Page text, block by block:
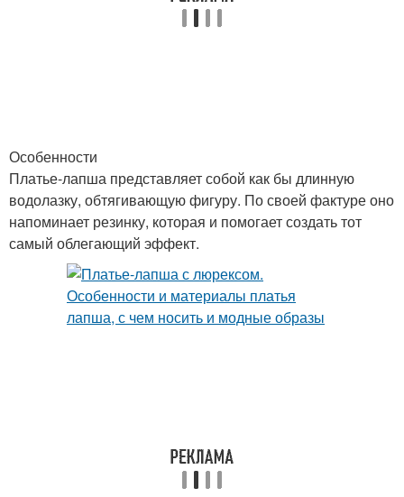
Особенности
Платье-лапша представляет собой как бы длинную
водолазку, обтягивающую фигуру. По своей фактуре оно
напоминает резинку, которая и помогает создать тот
самый облегающий эффект.